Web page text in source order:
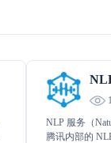
NLP 服务（
腾讯内部的